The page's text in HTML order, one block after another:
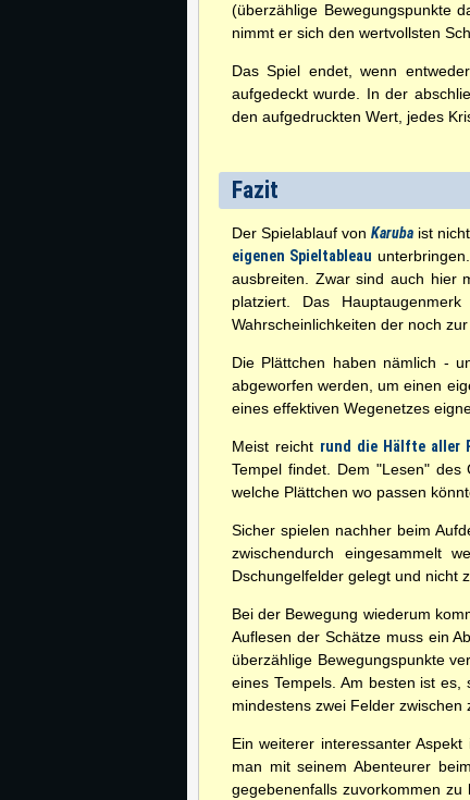
(überzählige Bewegungspunkte
nimmt er sich den wertvollsten
Das Spiel endet, wenn
aufgedeckt wurde. In der
den aufgedruckten Wert, jedes
Fazit
Der Spielablauf vonKaruba ist
eigenen Spieltableau
ausbreiten. Zwar sind auch hier
platziert. Das
Wahrscheinlichkeiten der noch
Die Plättchen haben nämlich -
abgeworfen werden, um einen
eines effektiven Wegenetzes
Meist reicht rund die Hälfte aller
Tempel findet. Dem "Lesen"
welche Plättchen wo passen
Sicher spielen nachher beim
zwischendurch eingesammelt
Dschungelfelder gelegt und nicht
Bei der Bewegung wiederum
Auflesen der Schätze muss ein
überzählige Bewegungspunkte
eines Tempels. Am besten ist
mindestens zwei Felder
Ein weiterer interessanter Aspekt
man mit seinem Abenteurer
gegebenenfalls zuvorkommen